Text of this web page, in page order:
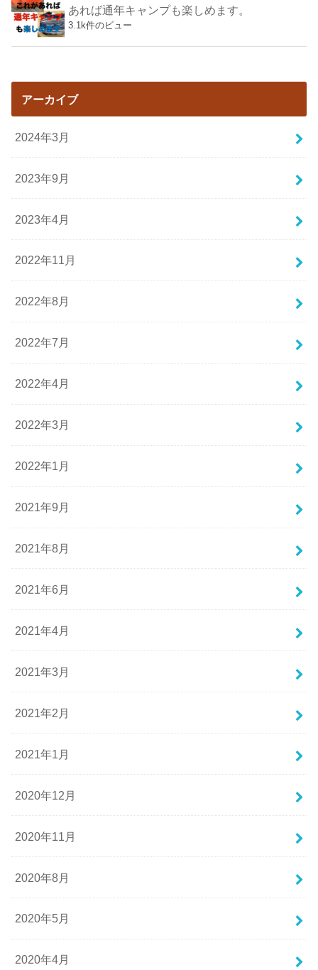
あれば通年キャンプも楽しめます。
3.1k件のビュー
アーカイブ
2024年3月
2023年9月
2023年4月
2022年11月
2022年8月
2022年7月
2022年4月
2022年3月
2022年1月
2021年9月
2021年8月
2021年6月
2021年4月
2021年3月
2021年2月
2021年1月
2020年12月
2020年11月
2020年8月
2020年5月
2020年4月